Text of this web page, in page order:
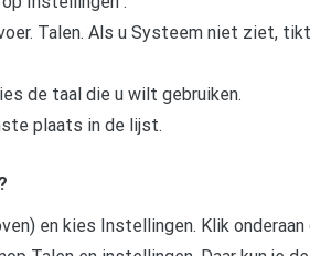
Talen. Als u Systeem niet ziet,
de taal die u wilt gebruiken.
plaats in de lijst.
en kies Instellingen. Klik